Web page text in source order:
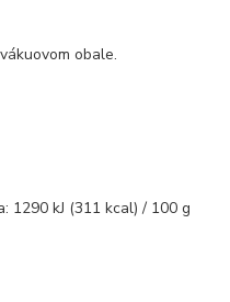
obale.
1290 kJ (311 kcal) / 100 g